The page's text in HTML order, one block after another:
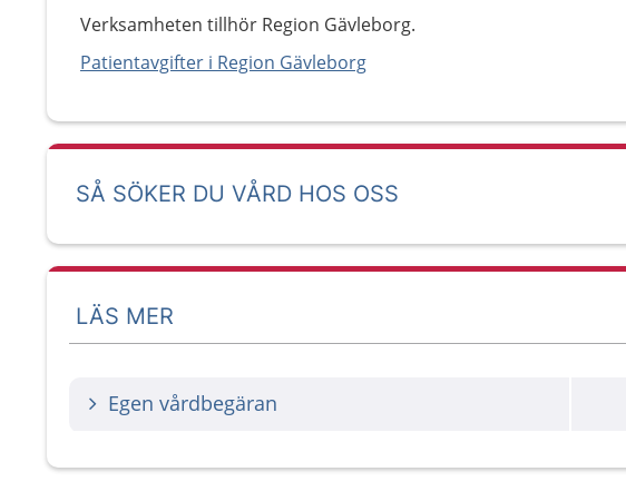
Verksamheten tillhör Region Gävleborg.
Patientavgifter i Region Gävleborg
SÅ SÖKER DU VÅRD HOS OSS
LÄS MER
Egen vårdbegäran